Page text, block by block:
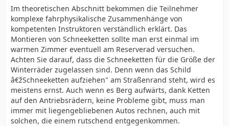
Im theoretischen Abschnitt bekommen die Teilnehmer
komplexe fahrphysikalische Zusammenhänge von
kompetenten Instruktoren verständlich erklärt. Das
Montieren von Schneeketten sollte man erst einmal im
warmen Zimmer eventuell am Reserverad versuchen.
Achten Sie darauf, dass die Schneeketten für die Größe der
Winterräder zugelassen sind. Denn wenn das Schild
â€žSchneeketten aufziehen" am Straßenrand steht, wird es
meistens ernst. Auch wenn es Berg aufwärts, dank Ketten
auf den Antriebsrädern, keine Probleme gibt, muss man
immer mit liegengebliebenen Autos rechnen, auch mit
solchen, die einem rutschend entgegenkommen.